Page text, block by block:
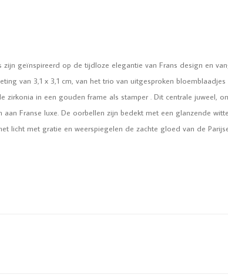
zijn geïnspireerd op de tijdloze elegantie van Frans design en
van 3,1 x 3,1 cm, van het trio van uitgesproken bloemblaadjes
zirkonia in een gouden frame als stamper . Dit centrale juweel,
Franse luxe. De oorbellen zijn bedekt met een glanzende
licht met gratie en weerspiegelen de zachte gloed van de